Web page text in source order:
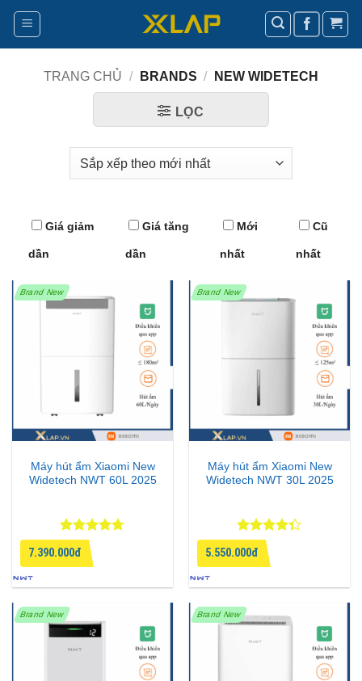
Bỏ
nội
TRANG CHỦ / BRANDS / NEW WIDETECH
LỌC
Giá giảm
dần
Giá tăng
dần
Mới
nhất
Cũ
nhất
Brand New
Máy hút ẩm Xiaomi New
Widetech NWT 60L 2025
Được xếp
hạng4.67
5 sao
7.390.000đ
Brand New
Máy hút ẩm Xiaomi New
Widetech NWT 30L 2025
Được xếp
hạng4.33
5 sao
5.550.000đ
Brand New Brand New